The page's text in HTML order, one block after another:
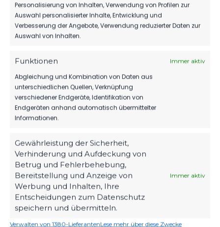
Personalisierung von Inhalten, Verwendung von Profilen zur
Auswahl personalisierter Inhalte, Entwicklung und
Verbesserung der Angebote, Verwendung reduzierter Daten zur
Auswahl von Inhalten.
Funktionen Immer aktiv
Abgleichung und Kombination von Daten aus
unterschiedlichen Quellen, Verknüpfung
verschiedener Endgeräte, Identifikation von
Endgeräten anhand automatisch übermittelter
Informationen.
Gewährleistung der Sicherheit,
Verhinderung und Aufdeckung von
Betrug und Fehlerbehebung,
Bereitstellung und Anzeige von
Werbung und Inhalten, Ihre
Entscheidungen zum Datenschutz
speichern und übermitteln.
Immer aktiv
Verwalten von 1380-LieferantenLese mehr über diese Zwecke
DEIN HEIMSPIEL. DEIN FSV.
Tickets, Spielplan, News und Vereinsinfos – alles
kompakt auf einen Blick.
SPIELPLAN
Nächste Partien ansehen